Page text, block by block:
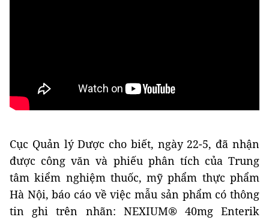
Cục Quản lý Dược cho biết, ngày 22-5, đã nhận
được công văn và phiếu phân tích của Trung
tâm kiểm nghiệm thuốc, mỹ phẩm thực phẩm
Hà Nội, báo cáo về việc mẫu sản phẩm có thông
tin ghi trên nhãn: NEXIUM® 40mg Enterik